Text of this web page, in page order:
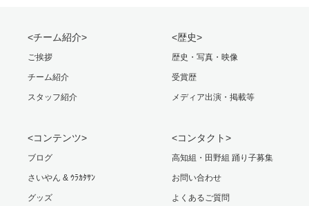
<チーム紹介>
ご挨拶
チーム紹介
スタッフ紹介
<歴史>
歴史・写真・映像
受賞歴
メディア出演・掲載等
<コンテンツ>
ブログ
さいやん & ｳﾗｶﾀｻﾝ
グッズ
<コンタクト>
高知組・田野組 踊り子募集
お問い合わせ
よくあるご質問